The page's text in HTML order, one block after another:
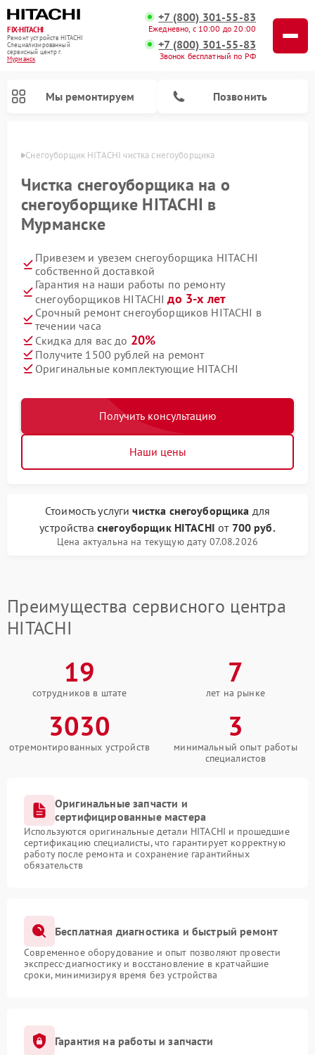
FIX-HITACHI
Ремонт устройств HITACHI
Специализированный
cервисный центр г.
Мурманск
+7 (800) 301-55-83
Ежедневно, с 10:00 до 20:00
+7 (800) 301-55-83
Звонок бесплатный по РФ
Мы ремонтируем Позвонить
Снегоуборщик HITACHI чистка снегоуборщика
Чистка снегоуборщика на о
снегоуборщике HITACHI в
Мурманске
Привезем и увезем снегоуборщика HITACHI
собственной доставкой
Гарантия на наши работы по ремонту
снегоуборщиков HITACHIдо 3-х лет
Срочный ремонт снегоуборщиков HITACHI в
течении часа
Скидка для вас до 20%
Получите 1500 рублей на ремонт
Оригинальные комплектующие HITACHI
Получить консультацию
Наши цены
Стоимость услугичистка снегоуборщика для
устройства снегоуборщик HITACHI от 700 руб.
Цена актуальна на текущую дату 07.08.2026
Преимущества сервисного центра
HITACHI
19
сотрудников в штате
7
лет на рынке
3030
отремонтированных устройств
3
минимальный опыт работы
специалистов
Оригинальные запчасти и
сертифицированные мастера
Используются оригинальные детали HITACHI и прошедшие
сертификацию специалисты, что гарантирует корректную
работу после ремонта и сохранение гарантийных
обязательств
Бесплатная диагностика и быстрый ремонт
Современное оборудование и опыт позволяют провести
экспресс-диагностику и восстановление в кратчайшие
сроки, минимизируя время без устройства
Гарантия на работы и запчасти